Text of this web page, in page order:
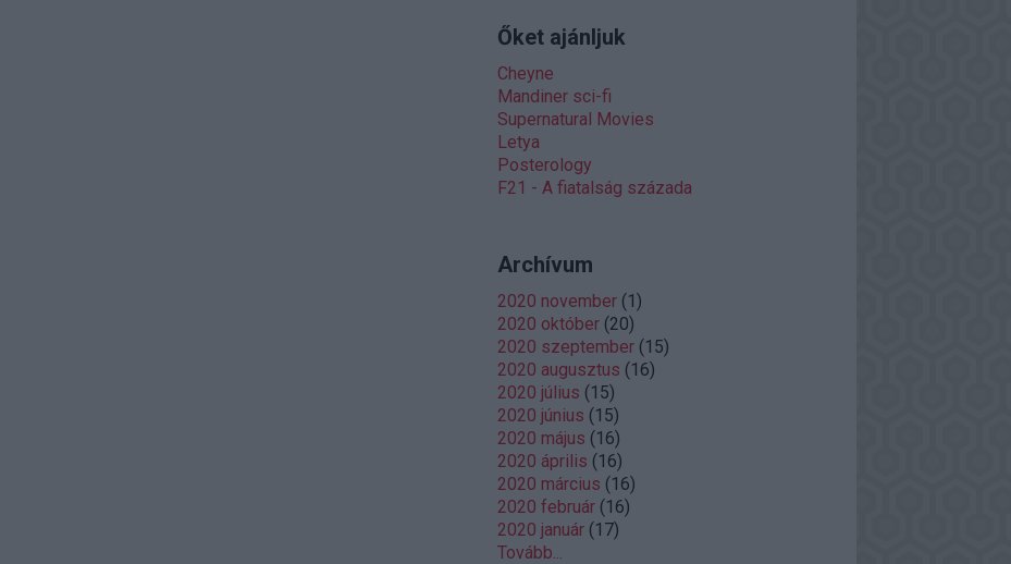
Őket ajánljuk
Cheyne
Mandiner sci-fi
Supernatural Movies
Letya
Posterology
F21 - A fiatalság százada
Archívum
2020 november (1)
2020 október (20)
2020 szeptember (15)
2020 augusztus (16)
2020 július (15)
2020 június (15)
2020 május (16)
2020 április (16)
2020 március (16)
2020 február (16)
2020 január (17)
Tovább...